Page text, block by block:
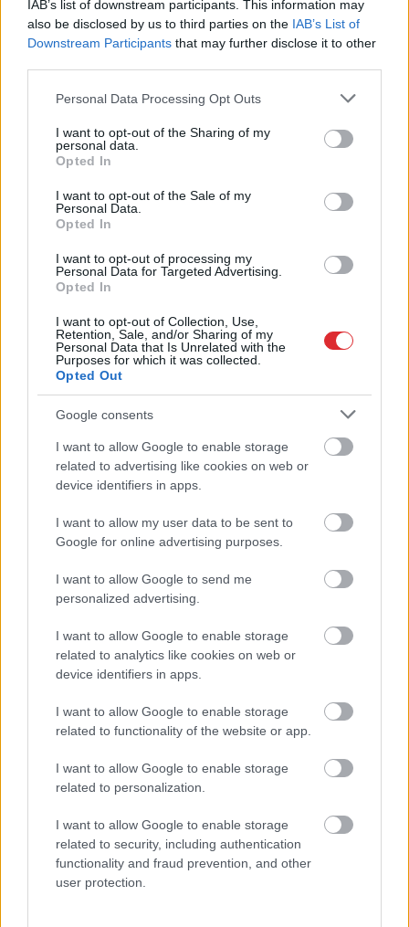
IAB’s list of downstream participants. This information may
also be disclosed by us to third parties on the IAB’s List of
Downstream Participants that may further disclose it to other
Please note that this website/app uses one or more Google
not limited to your visit or usage behaviour. You may click to
grant or deny consent to Google and its third-party tags to
use your data for below specified purposes in below Google
consent section.
Personal Data Processing Opt Outs
I want to opt-out of the Sharing of my
personal data.
Opted In
I want to opt-out of the Sale of my
Personal Data.
Opted In
I want to opt-out of processing my
Personal Data for Targeted Advertising.
Opted In
I want to opt-out of Collection, Use,
Retention, Sale, and/or Sharing of my
Personal Data that Is Unrelated with the
Purposes for which it was collected.
Opted Out
Google consents
I want to allow Google to enable storage
related to advertising like cookies on web or
device identifiers in apps.
I want to allow my user data to be sent to
Google for online advertising purposes.
I want to allow Google to send me
personalized advertising.
I want to allow Google to enable storage
related to analytics like cookies on web or
device identifiers in apps.
I want to allow Google to enable storage
related to functionality of the website or app.
I want to allow Google to enable storage
related to personalization.
I want to allow Google to enable storage
related to security, including authentication
functionality and fraud prevention, and other
user protection.
Priekulestraģēdijas
apcietinātā policista
aizstāvis vērsies tiesā
Ja dārzā trūkst saules,
hortenzijai – tā lieliski
Kulbergs pēc robežas
apsekošanas: darām visu,
Atcelt Ziņot